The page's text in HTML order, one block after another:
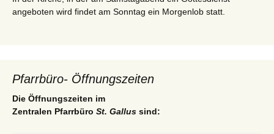
angeboten wird findet am Sonntag ein Morgenlob statt.
Pfarrbüro- Öffnungszeiten
Die Öffnungszeiten im
Zentralen Pfarrbüro St. Gallus sind: